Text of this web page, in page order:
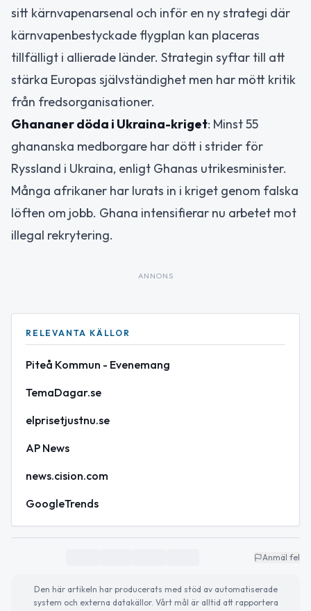
sitt kärnvapenarsenal och inför en ny strategi där
kärnvapenbestyckade flygplan kan placeras
tillfälligt i allierade länder. Strategin syftar till att
stärka Europas självständighet men har mött kritik
från fredsorganisationer.
Ghananer döda i Ukraina-kriget: Minst 55
ghananska medborgare har dött i strider för
Ryssland i Ukraina, enligt Ghanas utrikesminister.
Många afrikaner har lurats in i kriget genom falska
löften om jobb. Ghana intensifierar nu arbetet mot
illegal rekrytering.
ANNONS
RELEVANTA KÄLLOR
Piteå Kommun - Evenemang
TemaDagar.se
elprisetjustnu.se
AP News
news.cision.com
GoogleTrends
Anmäl fel
Den här artikeln har producerats med stöd av automatiserade
system och externa datakällor. Vårt mål är alltid att rapportera